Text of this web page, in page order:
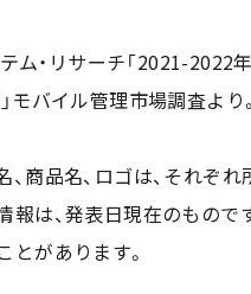
ム・リサーチ「2021-
モバイル管理市場調査より
商品名、ロゴは、それぞ
は、発表日現在のもので
があります。